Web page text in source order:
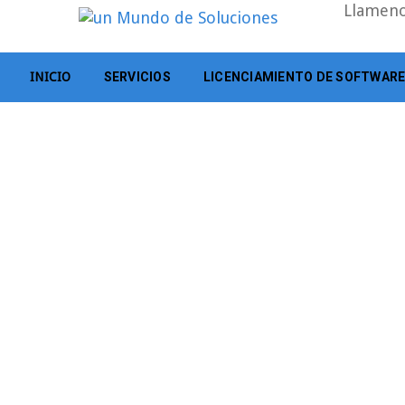
INICIO SERVICIOS LICENCIAMIENTO DE SOFTWARE